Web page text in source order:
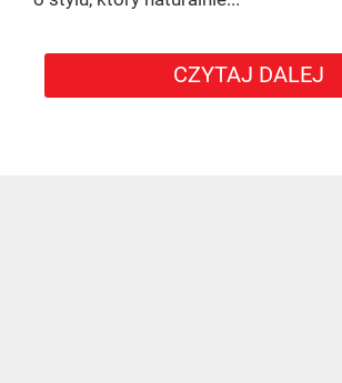
CZYTAJ DALEJ